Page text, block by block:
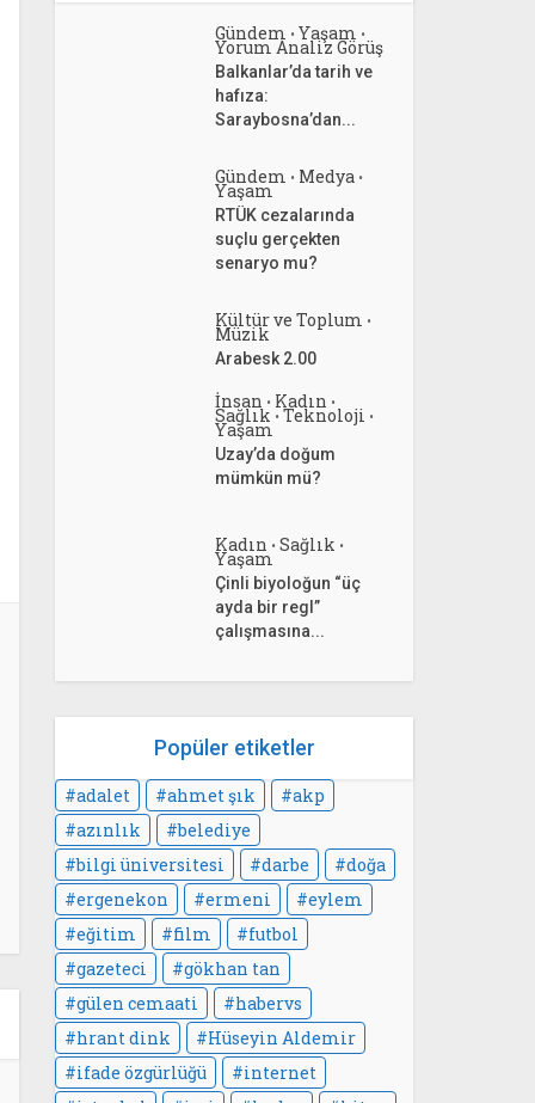
Gündem • Yaşam •
Yorum Analiz Görüş
Balkanlar’da tarih ve
hafıza:
Saraybosna’dan...
Gündem • Medya •
Yaşam
RTÜK cezalarında
suçlu gerçekten
senaryo mu?
Kültür ve Toplum •
Müzik
Arabesk 2.00
İnsan • Kadın •
Sağlık • Teknoloji •
Yaşam
Uzay’da doğum
mümkün mü?
Kadın • Sağlık •
Yaşam
Çinli biyoloğun “üç
ayda bir regl”
çalışmasına...
Popüler etiketler
adalet ahmet şık
akp
azınlık
belediye
bilgi üniversitesi
darbe
doğa
ergenekon
ermeni
eylem
eğitim
film
futbol
gazeteci
gökhan tan
gülen cemaati
habervs
hrant dink
Hüseyin Aldemir
ifade özgürlüğü
internet